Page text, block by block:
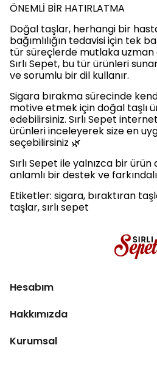
ÖNEMLİ BİR HATIRLATMA
Doğal taşlar, herhangi bir
bağımlılığın tedavisi için tek
tür süreçlerde mutlaka uzman
Sırlı Sepet, bu tür ürünleri
ve sorumlu bir dil kullanır.
Sigara bırakma sürecinde
motive etmek için doğal taşlı
edebilirsiniz. Sırlı Sepet
ürünleri inceleyerek size en
seçebilirsiniz 🌿
Sırlı Sepet ile yalnızca bir
anlamlı bir destek ve
Etiketler: sigara, bıraktıran
taşlar, sırlı sepet
Hesabım
Hakkımızda
Kurumsal